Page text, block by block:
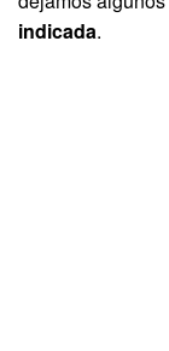
indicada.